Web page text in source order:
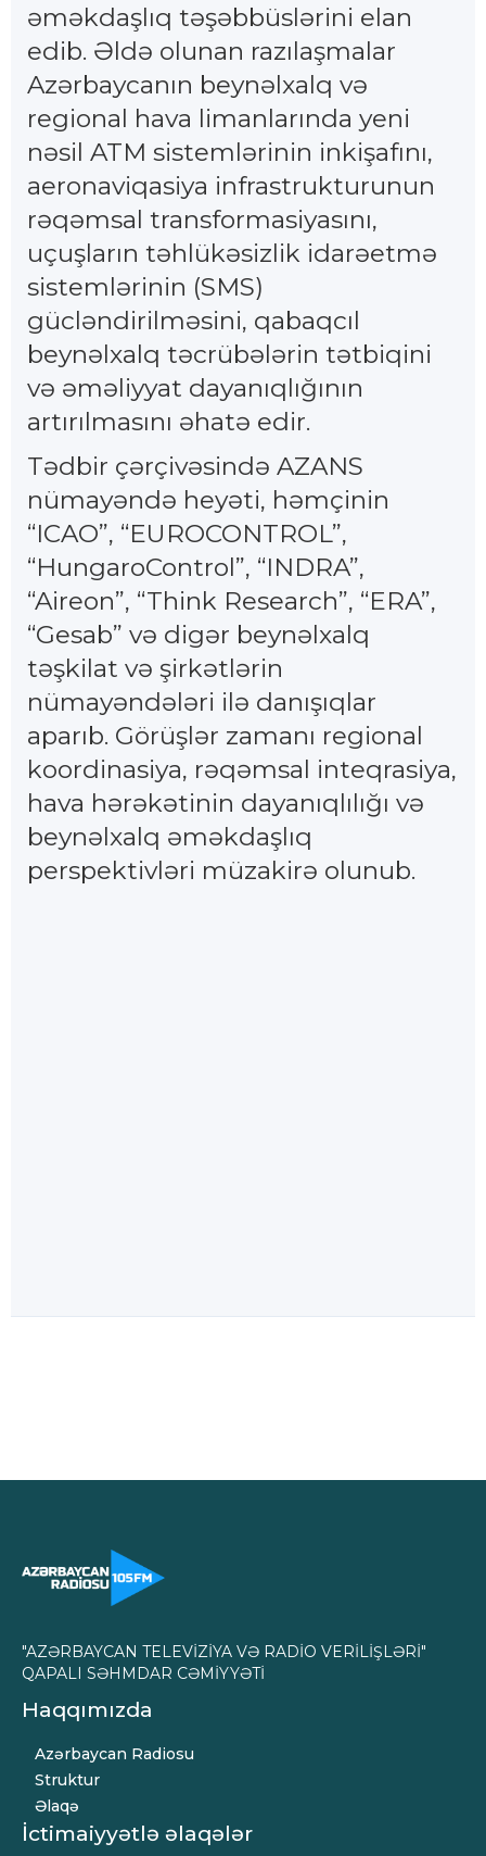
əməkdaşlıq təşəbbüslərini elan
edib. Əldə olunan razılaşmalar
Azərbaycanın beynəlxalq və
regional hava limanlarında yeni
nəsil ATM sistemlərinin inkişafını,
aeronaviqasiya infrastrukturunun
rəqəmsal transformasiyasını,
uçuşların təhlükəsizlik idarəetmə
sistemlərinin (SMS)
gücləndirilməsini, qabaqcıl
beynəlxalq təcrübələrin tətbiqini
və əməliyyat dayanıqlığının
artırılmasını əhatə edir.
Tədbir çərçivəsində AZANS
nümayəndə heyəti, həmçinin
“ICAO”, “EUROCONTROL”,
“HungaroControl”, “INDRA”,
“Aireon”, “Think Research”, “ERA”,
“Gesab” və digər beynəlxalq
təşkilat və şirkətlərin
nümayəndələri ilə danışıqlar
aparıb. Görüşlər zamanı regional
koordinasiya, rəqəmsal inteqrasiya,
hava hərəkətinin dayanıqlılığı və
beynəlxalq əməkdaşlıq
perspektivləri müzakirə olunub.
"AZƏRBAYCAN TELEVİZİYA VƏ RADİO VERİLİŞLƏRİ"
QAPALI SƏHMDAR CƏMİYYƏTİ
Haqqımızda
Azərbaycan Radiosu
Struktur
Əlaqə
İctimaiyyətlə əlaqələr